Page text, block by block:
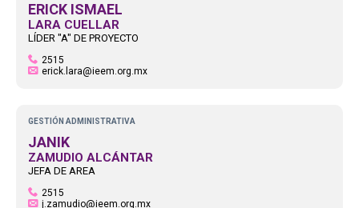
ERICK ISMAEL
LARA CUELLAR
LÍDER "A" DE PROYECTO
2515
erick.lara@ieem.org.mx
GESTIÓN ADMINISTRATIVA
JANIK
ZAMUDIO ALCÁNTAR
JEFA DE AREA
2515
j.zamudio@ieem.org.mx